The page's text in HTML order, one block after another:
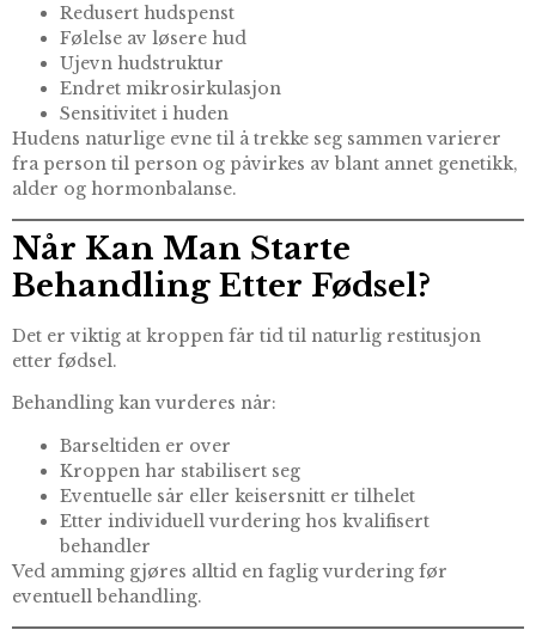
Redusert hudspenst
Følelse av løsere hud
Ujevn hudstruktur
Endret mikrosirkulasjon
Sensitivitet i huden
Hudens naturlige evne til å trekke seg sammen varierer
fra person til person og påvirkes av blant annet genetikk,
alder og hormonbalanse.
Når Kan Man Starte
Behandling Etter Fødsel?
Det er viktig at kroppen får tid til naturlig restitusjon
etter fødsel.
Behandling kan vurderes når:
Barseltiden er over
Kroppen har stabilisert seg
Eventuelle sår eller keisersnitt er tilhelet
Etter individuell vurdering hos kvalifisert
behandler
Ved amming gjøres alltid en faglig vurdering før
eventuell behandling.